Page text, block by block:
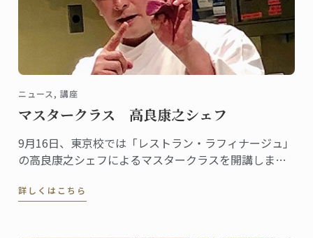
ニュース, 講座
マスタークラス 高良康之シェフ
9月16日、東京校では「レストラン・ラフィナージュ」
の高良康之シェフによるマスタークラスを開講しまし
詳しくはこちら